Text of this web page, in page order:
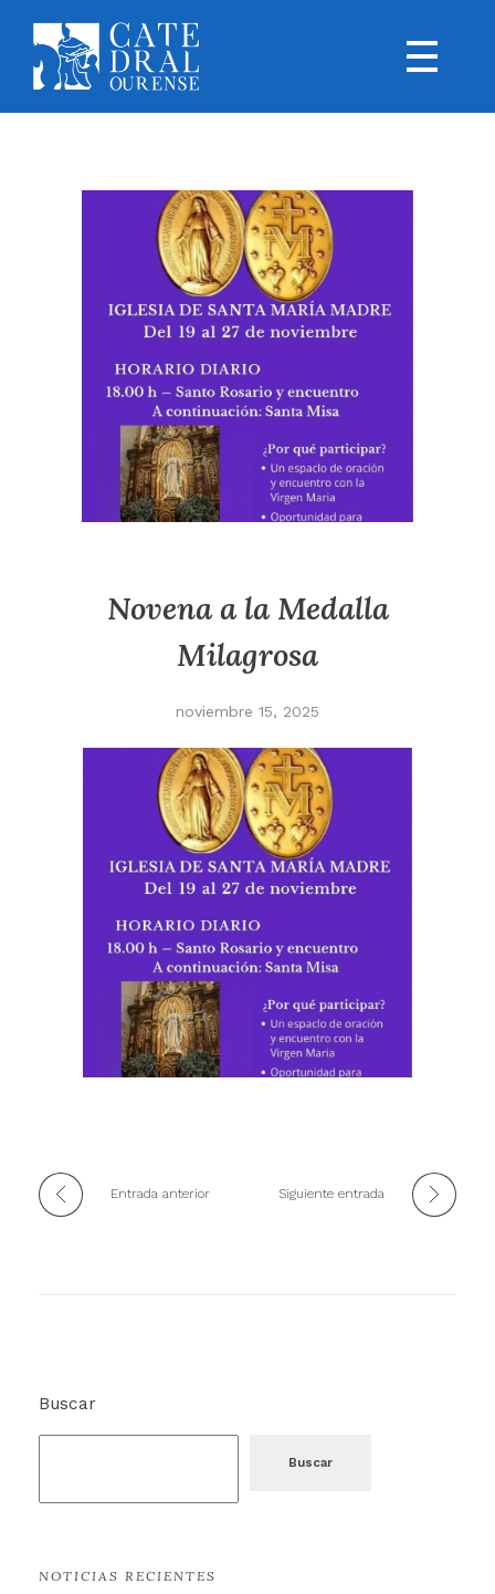
Novena a la Medalla
Milagrosa
noviembre 15, 2025
Entrada anterior Siguiente entrada
Buscar
Buscar
NOTICIAS RECIENTES